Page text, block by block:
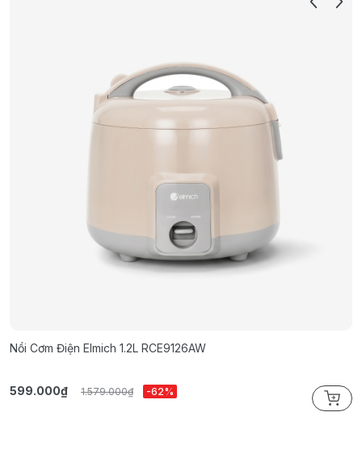
Nồi Cơm Điện Elmich 1.2L RCE9126AW
599.000₫ 1.579.000₫ -62%